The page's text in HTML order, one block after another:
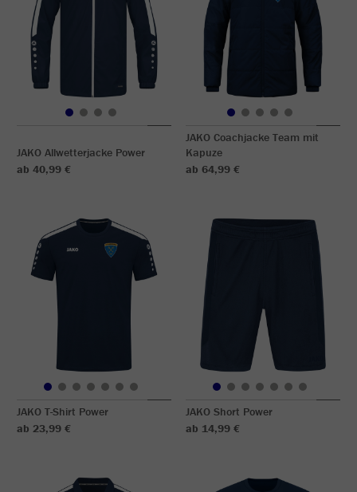
JAKO Allwetterjacke Power
ab 40,99 €
JAKO Coachjacke Team mit
Kapuze
ab 64,99 €
JAKO T-Shirt Power
ab 23,99 €
JAKO Short Power
ab 14,99 €